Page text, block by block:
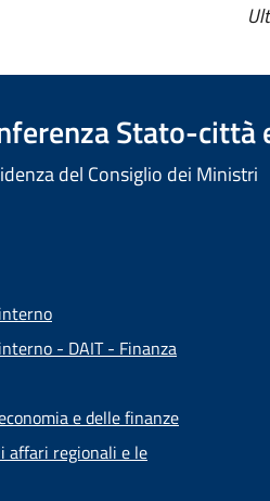
Stato-città
del Consiglio dei Ministri
- DAIT - Finanza
e delle finanze
affari regionali e le